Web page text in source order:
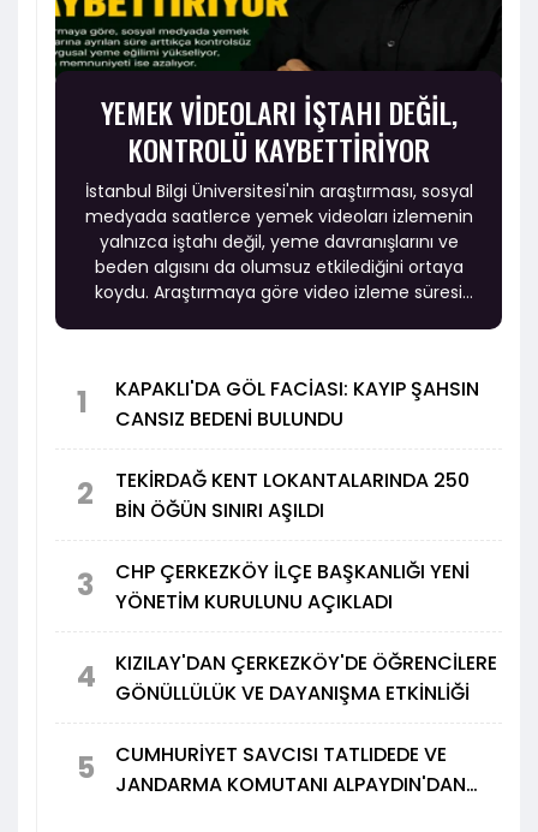
YEMEK VİDEOLARI İŞTAHI DEĞİL,
KONTROLÜ KAYBETTİRİYOR
İstanbul Bilgi Üniversitesi'nin araştırması, sosyal
medyada saatlerce yemek videoları izlemenin
yalnızca iştahı değil, yeme davranışlarını ve
beden algısını da olumsuz etkilediğini ortaya
koydu. Araştırmaya göre video izleme süresi
1
KAPAKLI'DA GÖL FACİASI: KAYIP ŞAHSIN
CANSIZ BEDENİ BULUNDU
2
TEKİRDAĞ KENT LOKANTALARINDA 250
BİN ÖĞÜN SINIRI AŞILDI
3
CHP ÇERKEZKÖY İLÇE BAŞKANLIĞI YENİ
YÖNETİM KURULUNU AÇIKLADI
4
KIZILAY'DAN ÇERKEZKÖY'DE ÖĞRENCİLERE
GÖNÜLLÜLÜK VE DAYANIŞMA ETKİNLİĞİ
5
CUMHURİYET SAVCISI TATLIDEDE VE
JANDARMA KOMUTANI ALPAYDIN'DAN